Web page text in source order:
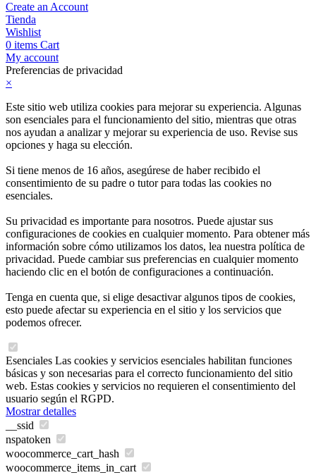
Create an Account
Tienda
Wishlist
0 items Cart
My account
Preferencias de privacidad
×
Este sitio web utiliza cookies para mejorar su experiencia. Algunas
son esenciales para el funcionamiento del sitio, mientras que otras
nos ayudan a analizar y mejorar su experiencia de uso. Revise sus
opciones y haga su elección.
Si tiene menos de 16 años, asegúrese de haber recibido el
consentimiento de su padre o tutor para todas las cookies no
esenciales.
Su privacidad es importante para nosotros. Puede ajustar sus
configuraciones de cookies en cualquier momento. Para obtener más
información sobre cómo utilizamos los datos, lea nuestra política de
privacidad. Puede cambiar sus preferencias en cualquier momento
haciendo clic en el botón de configuraciones a continuación.
Tenga en cuenta que, si elige desactivar algunos tipos de cookies,
esto puede afectar su experiencia en el sitio y los servicios que
podemos ofrecer.
Esenciales Las cookies y servicios esenciales habilitan funciones
básicas y son necesarias para el correcto funcionamiento del sitio
web. Estas cookies y servicios no requieren el consentimiento del
usuario según el RGPD.
Mostrar detalles
__ssid
nspatoken
woocommerce_cart_hash
woocommerce_items_in_cart